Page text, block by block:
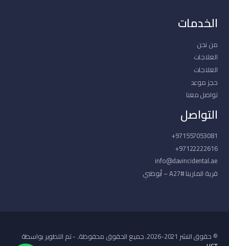
التواصل
971557053081+
97122222616+
info@davincidental.ae
قرية المارينا #A27 – أبوظبي
الخدمات
من نحن
العلاجات
العلاجات
حجز موعد
تواصل معنا
© حقوق النشر 2021-2026. جميع الحقوق محفوظة. - تم التطوير بواسطة